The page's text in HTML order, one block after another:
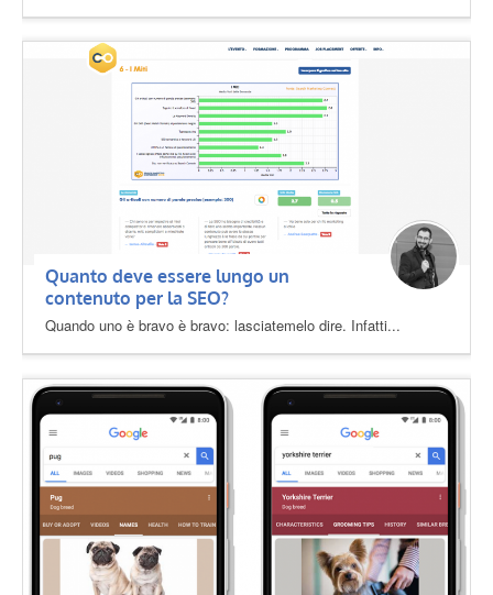
Quanto deve essere lungo un
contenuto per la SEO?
Quando uno è bravo è bravo: lasciatemelo dire. Infatti...